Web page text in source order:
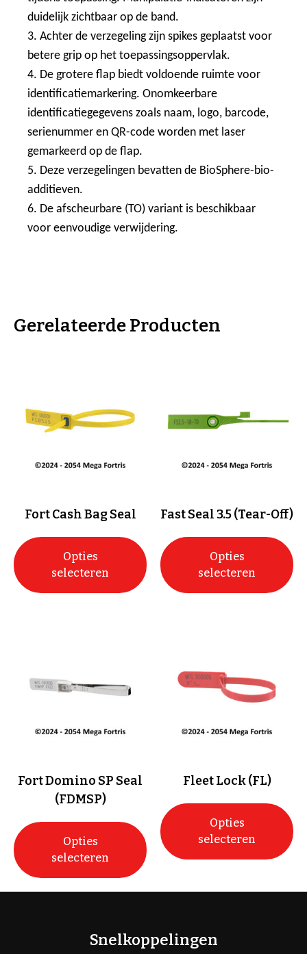
duidelijk zichtbaar op de band.
3. Achter de verzegeling zijn spikes geplaatst voor
betere grip op het toepassingsoppervlak.
4. De grotere flap biedt voldoende ruimte voor
identificatiemarkering. Onomkeerbare
identificatiegegevens zoals naam, logo, barcode,
serienummer en QR-code worden met laser
gemarkeerd op de flap.
5. Deze verzegelingen bevatten de BioSphere-bio-
additieven.
6. De afscheurbare (TO) variant is beschikbaar
voor eenvoudige verwijdering.
Gerelateerde Producten
Fort Cash Bag Seal
Opties
selecteren
Fast Seal 3.5 (Tear-Off)
Opties
selecteren
Fort Domino SP Seal
(FDMSP)
Opties
selecteren
Fleet Lock (FL)
Opties
selecteren
Snelkoppelingen